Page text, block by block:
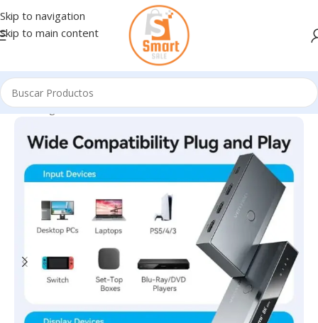
Skip to navigation
Skip to main content
Inicio/Ingresando